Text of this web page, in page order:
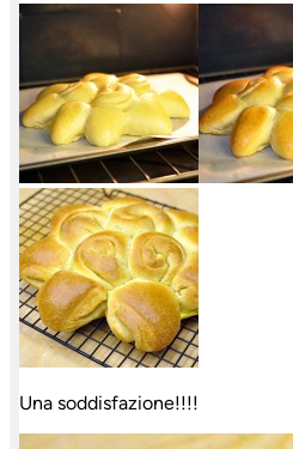
Una soddisfazione!!!!